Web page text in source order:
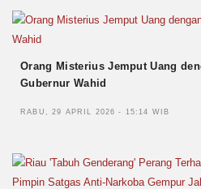
Orang Misterius Jemput Uang
Gubernur Wahid
RABU, 29 APRIL 2026 - 15:14 WIB